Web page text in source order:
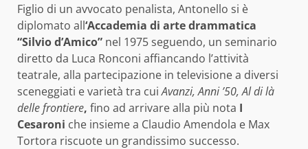
Figlio di un avvocato penalista, Antonello si è
diplomato all‘Accademia di arte drammatica
“Silvio d’Amico” nel 1975 seguendo, un seminario
diretto da Luca Ronconi affiancando l’attività
teatrale, alla partecipazione in televisione a diversi
sceneggiati e varietà tra cuiAvanzi, Anni ’50,Al di là
delle frontiere, fino ad arrivare alla più nota I
Cesaroni che insieme a Claudio Amendola e Max
Tortora riscuote un grandissimo successo.